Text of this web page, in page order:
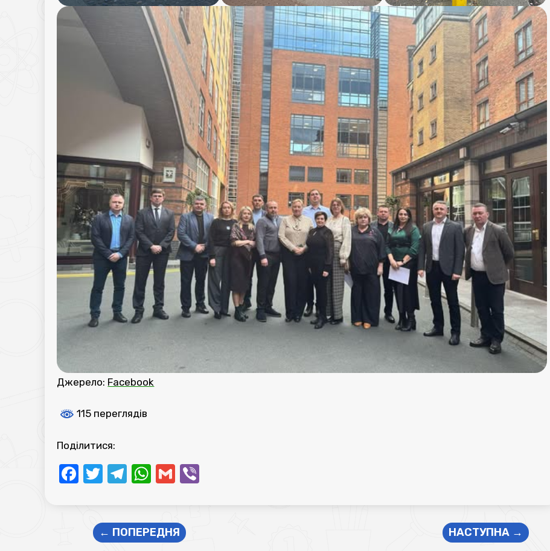
Джерело: Facebook
115 переглядів
Поділитися:
Facebook
Twitter
Telegram
WhatsApp
Gmail
← ПОПЕРЕДНЯ НАСТУПНА →